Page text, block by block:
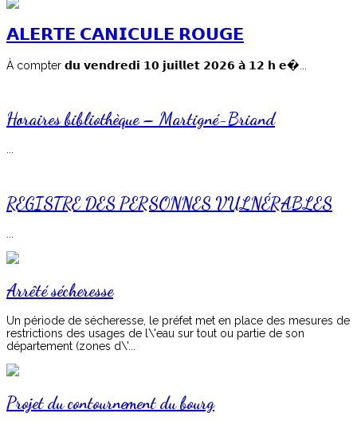
𝗔𝗟𝗘𝗥𝗧𝗘 𝗖𝗔𝗡𝗜𝗖𝗨𝗟𝗘 𝗥𝗢𝗨𝗚𝗘
À compter 𝗱𝘂 𝘃𝗲𝗻𝗱𝗿𝗲𝗱𝗶 𝟭𝟬 𝗷𝘂𝗶𝗹𝗹𝗲𝘁 𝟮𝟬𝟮𝟲 𝗮̀ 𝟭𝟮 𝗵 𝗲�...
Horaires bibliothèque – Martigné-Briand
...
REGISTRE DES PERSONNES VULNÉRABLES
...
Arrêté sécheresse
Un période de sécheresse, le préfet met en place des mesures de
restrictions des usages de l\'eau sur tout ou partie de son
département (zones d\'...
Projet du contournement du bourg